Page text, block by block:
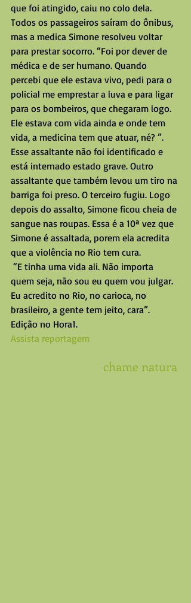
que foi atingido, caiu no colo dela.
Todos os passageiros saíram do ônibus,
mas a medica Simone resolveu voltar
para prestar socorro. “Foi por dever de
médica e de ser humano. Quando
percebi que ele estava vivo, pedi para o
policial me emprestar a luva e para ligar
para os bombeiros, que chegaram logo.
Ele estava com vida ainda e onde tem
vida, a medicina tem que atuar, né? ”.
Esse assaltante não foi identificado e
está internado estado grave. Outro
assaltante que também levou um tiro na
barriga foi preso. O terceiro fugiu. Logo
depois do assalto, Simone ficou cheia de
sangue nas roupas. Essa é a 10ª vez que
Simone é assaltada, porem ela acredita
que a violência no Rio tem cura.
quem seja, não sou eu quem vou julgar.
Eu acredito no Rio, no carioca, no
brasileiro, a gente tem jeito, cara”.
Edição no Hora1.
Assista reportagem
chame natura